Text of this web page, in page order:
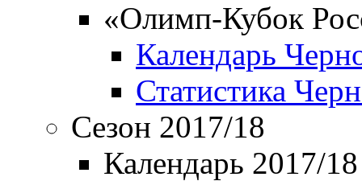
«Олимп-Кубок
Календарь
Статистика
Сезон 2017/18
Календарь 2017/18